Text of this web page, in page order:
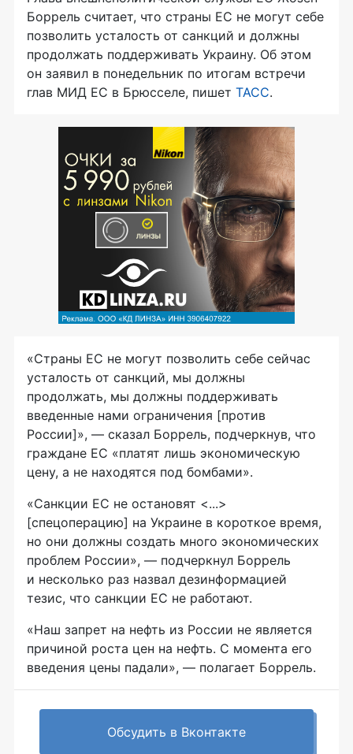
Боррель считает, что страны ЕС не могут себе
позволить усталость от санкций и должны
продолжать поддерживать Украину. Об этом
он заявил в понедельник по итогам встречи
глав МИД ЕС в Брюсселе, пишет ТАСС.
«Страны ЕС не могут позволить себе сейчас
усталость от санкций, мы должны
продолжать, мы должны поддерживать
введенные нами ограничения [против
России]», — сказал Боррель, подчеркнув, что
граждане ЕС «платят лишь экономическую
цену, а не находятся под бомбами».
«Санкции ЕС не остановят <...>
[спецоперацию] на Украине в короткое время,
но они должны создать много экономических
проблем России», — подчеркнул Боррель
и несколько раз назвал дезинформацией
тезис, что санкции ЕС не работают.
«Наш запрет на нефть из России не является
причиной роста цен на нефть. С момента его
введения цены падали», — полагает Боррель.
Обсудить в Вконтакте